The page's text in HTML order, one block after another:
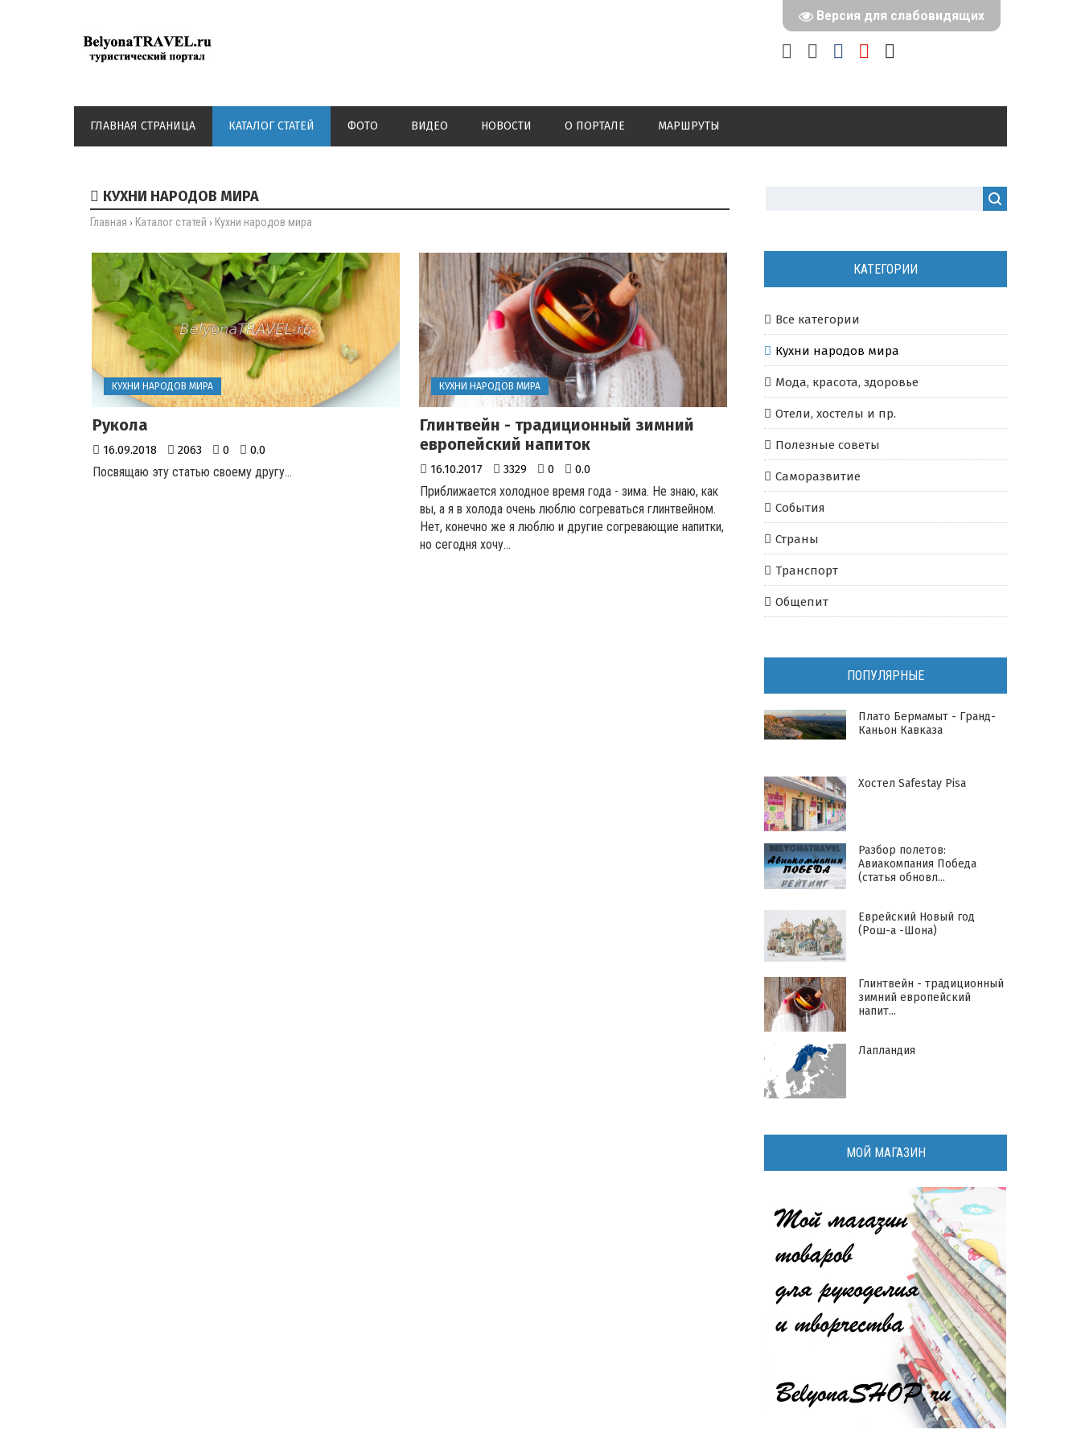
Версия для слабовидящих
ГЛАВНАЯ СТРАНИЦА КАТАЛОГ СТАТЕЙ ФОТО ВИДЕО НОВОСТИ О ПОРТАЛЕ МАРШРУТЫ
КУХНИ НАРОДОВ МИРА
Главная › Каталог статей › Кухни народов мира
КУХНИ НАРОДОВ МИРА
Рукола
16.09.2018 2063 0 0.0
Посвящаю эту статью своему другу...
КУХНИ НАРОДОВ МИРА
Глинтвейн - традиционный зимний
европейский напиток
16.10.2017 3329 0 0.0
Приближается холодное время года - зима. Не знаю, как
вы, а я в холода очень люблю согреваться глинтвейном.
Нет, конечно же я люблю и другие согревающие напитки,
но сегодня хочу...
КАТЕГОРИИ
Все категории
Кухни народов мира
Мода, красота, здоровье
Отели, хостелы и пр.
Полезные советы
Саморазвитие
События
Страны
Транспорт
Общепит
ПОПУЛЯРНЫЕ
Плато Бермамыт - Гранд-
Каньон Кавказа
Хостел Safestay Pisa
Разбор полетов:
Авиакомпания Победа
(статья обновл...
Еврейский Новый год
(Рош-а -Шона)
Глинтвейн - традиционный
зимний европейский
напит...
Лапландия
МОЙ МАГАЗИН